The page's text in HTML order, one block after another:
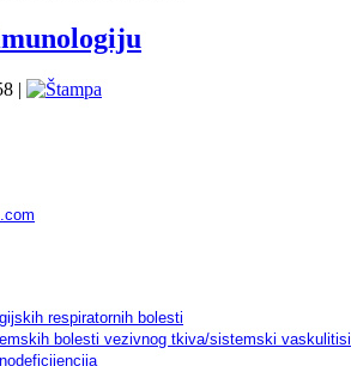
|
respiratornih bolesti
bolesti vezivnog tkiva/sistemski vaskulitisi